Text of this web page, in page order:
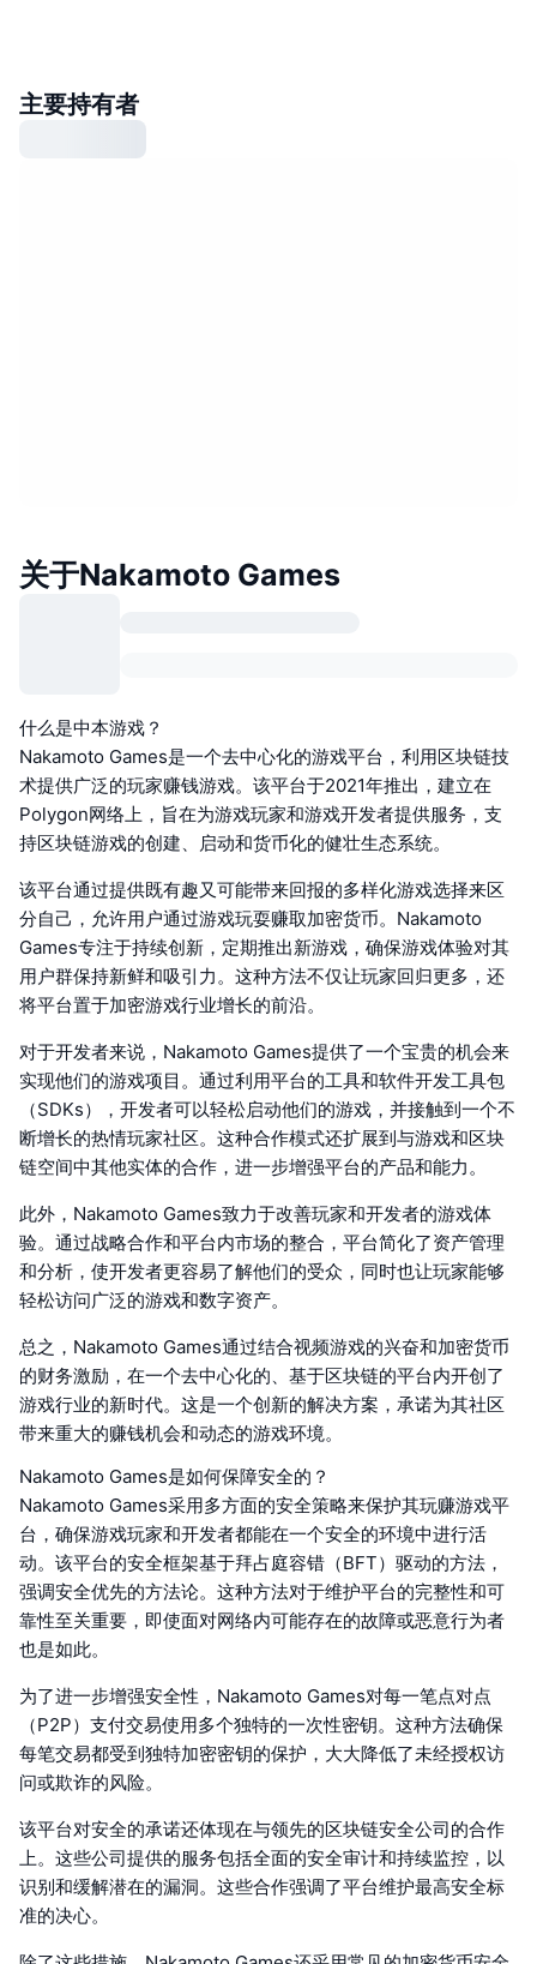
主要持有者
关于Nakamoto Games
什么是中本游戏？
Nakamoto Games是一个去中心化的游戏平台，利用区块链技
术提供广泛的玩家赚钱游戏。该平台于2021年推出，建立在
Polygon网络上，旨在为游戏玩家和游戏开发者提供服务，支
持区块链游戏的创建、启动和货币化的健壮生态系统。
该平台通过提供既有趣又可能带来回报的多样化游戏选择来区
分自己，允许用户通过游戏玩耍赚取加密货币。Nakamoto
Games专注于持续创新，定期推出新游戏，确保游戏体验对其
用户群保持新鲜和吸引力。这种方法不仅让玩家回归更多，还
将平台置于加密游戏行业增长的前沿。
对于开发者来说，Nakamoto Games提供了一个宝贵的机会来
实现他们的游戏项目。通过利用平台的工具和软件开发工具包
（SDKs），开发者可以轻松启动他们的游戏，并接触到一个不
断增长的热情玩家社区。这种合作模式还扩展到与游戏和区块
链空间中其他实体的合作，进一步增强平台的产品和能力。
此外，Nakamoto Games致力于改善玩家和开发者的游戏体
验。通过战略合作和平台内市场的整合，平台简化了资产管理
和分析，使开发者更容易了解他们的受众，同时也让玩家能够
轻松访问广泛的游戏和数字资产。
总之，Nakamoto Games通过结合视频游戏的兴奋和加密货币
的财务激励，在一个去中心化的、基于区块链的平台内开创了
游戏行业的新时代。这是一个创新的解决方案，承诺为其社区
带来重大的赚钱机会和动态的游戏环境。
Nakamoto Games是如何保障安全的？
Nakamoto Games采用多方面的安全策略来保护其玩赚游戏平
台，确保游戏玩家和开发者都能在一个安全的环境中进行活
动。该平台的安全框架基于拜占庭容错（BFT）驱动的方法，
强调安全优先的方法论。这种方法对于维护平台的完整性和可
靠性至关重要，即使面对网络内可能存在的故障或恶意行为者
也是如此。
为了进一步增强安全性，Nakamoto Games对每一笔点对点
（P2P）支付交易使用多个独特的一次性密钥。这种方法确保
每笔交易都受到独特加密密钥的保护，大大降低了未经授权访
问或欺诈的风险。
该平台对安全的承诺还体现在与领先的区块链安全公司的合作
上。这些公司提供的服务包括全面的安全审计和持续监控，以
识别和缓解潜在的漏洞。这些合作强调了平台维护最高安全标
准的决心。